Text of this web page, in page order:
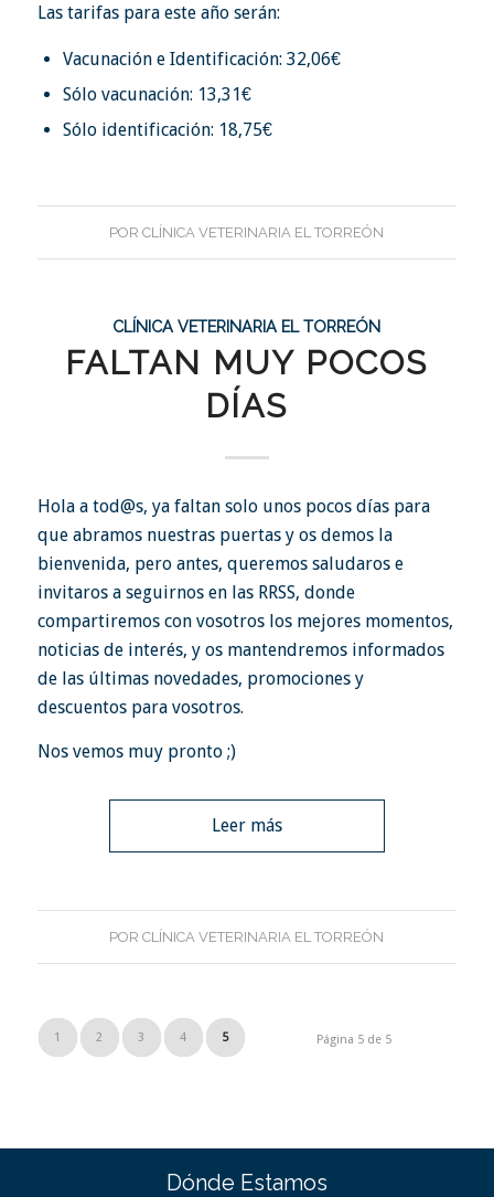
Las tarifas para este año serán:
Vacunación e Identificación: 32,06€
Sólo vacunación: 13,31€
Sólo identificación: 18,75€
PORCLÍNICA VETERINARIA EL TORREÓN
CLÍNICA VETERINARIA EL TORREÓN
FALTAN MUY POCOS
DÍAS
Hola a tod@s, ya faltan solo unos pocos días para
que abramos nuestras puertas y os demos la
bienvenida, pero antes, queremos saludaros e
invitaros a seguirnos en las RRSS, donde
compartiremos con vosotros los mejores momentos,
noticias de interés, y os mantendremos informados
de las últimas novedades, promociones y
descuentos para vosotros.
Nos vemos muy pronto ;)
Leer más
PORCLÍNICA VETERINARIA EL TORREÓN
Página 5 de 5
1 2 3 4 5
Dónde Estamos